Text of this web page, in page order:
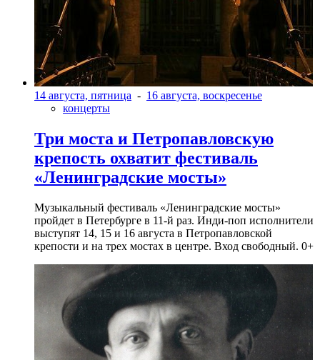
14 августа, пятница - 16 августа, воскресенье
концерты
Три моста и Петропавловскую
крепость охватит фестиваль
«Ленинградские мосты»
Музыкальный фестиваль «Ленинградские мосты»
пройдет в Петербурге в 11-й раз. Инди-поп исполнители
выступят 14, 15 и 16 августа в Петропавловской
крепости и на трех мостах в центре. Вход свободный. 0+